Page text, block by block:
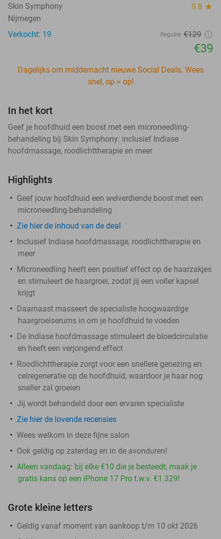
Skin Symphony 9.8 star
Nijmegen
Verkocht: 19
Regulier €129
€39
Dagelijks om middernacht nieuwe Social Deals. Wees
snel, op = op!
In het kort
Geef je hoofdhuid een boost met een microneedling-
behandeling bij Skin Symphony: inclusief Indiase
hoofdmassage, roodlichttherapie en meer
Highlights
Geef jouw hoofdhuid een welverdiende boost met een
microneedling-behandeling
Zie hier de inhoud van de deal
Inclusief Indiase hoofdmassage, roodlichttherapie en
meer
Microneedling heeft een positief effect op de haarzakjes
en stimuleert de haargroei, zodat jij een voller kapsel
krijgt
Daarnaast masseert de specialiste hoogwaardige
haargroeiserums in om je hoofdhuid te voeden
De Indiase hoofdmassage stimuleert de bloedcirculatie
en heeft een verjongend effect
Roodlichttherapie zorgt voor een snellere genezing en
celregeneratie op de hoofdhuid, waardoor je haar nog
sneller zal groeien
Jij wordt behandeld door een ervaren specialiste
Zie hier de lovende recensies
Wees welkom in deze fijne salon
Ook geldig op zaterdag en in de avonduren!
Alleen vandaag: bij elke €10 die je besteedt, maak je
gratis kans op een iPhone 17 Pro t.w.v. €1.329!
Grote kleine letters
Geldig vanaf moment van aankoop t/m 10 okt 2026